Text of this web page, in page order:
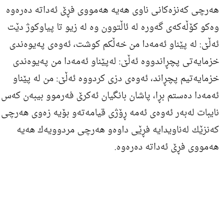
هه‌رچی كه‌نزه‌كانی ناوی هه‌یه‌ هه‌مووی فڕێ ئه‌داته‌ ده‌ره‌وه‌
وه‌كو كۆڵه‌كه‌ی گه‌وره‌ له‌ ئاڵتوون وه‌ له‌ زیو تا پیاوكوژ دێت
ئه‌ڵێ: له‌ پێناو ئه‌مه‌دا من خه‌ڵكم كوشت، ئه‌وه‌ی په‌یوه‌ندی
خزمایه‌تی پچڕاندووه‌ ئه‌ڵێ: له‌پێناو ئه‌مه‌دا من په‌یوه‌ندی
خزمایه‌تیم پچڕاند، ئه‌وه‌ی دزی كردووه‌ ئه‌ڵێ: من له‌ پێناو
ئه‌مه‌دا ده‌ستم بڕا، پاشان بانگیان ئه‌كرێ فه‌رموو بیبه‌ن كه‌س
نایبات له‌به‌ر ئه‌وه‌ی ئه‌مه‌ ڕۆژی قیامه‌ته‌و بۆیه‌ زه‌وی هه‌رچی
كه‌نزێك له‌ناویدایه‌ فڕێی داوه‌و هه‌رچی مردوویه‌ك هه‌یه‌
هه‌مووی فڕێ ئه‌داته‌ ده‌ره‌وه‌.